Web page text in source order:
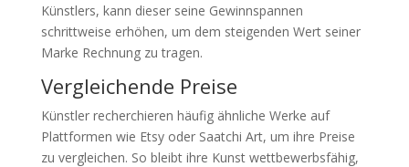
Künstlers, kann dieser seine Gewinnspannen
schrittweise erhöhen, um dem steigenden Wert seiner
Marke Rechnung zu tragen.
Vergleichende Preise
Künstler recherchieren häufig ähnliche Werke auf
Plattformen wie Etsy oder Saatchi Art, um ihre Preise
zu vergleichen. So bleibt ihre Kunst wettbewerbsfähig,